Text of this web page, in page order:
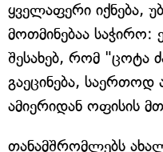
ყველაფერი იქნება,
მოთმინებაა
შესახებ, რომ "ცოტა
გაეცინება, საერთოდ
ამიერიდან ოფისის
თანამშრომლებს